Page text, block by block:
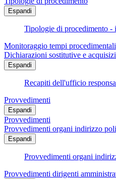
Espandi
Tipologie di procedimento -
Monitoraggio tempi procedimentali
Dichiarazioni sostitutive e
Espandi
Recapiti dell'ufficio
Provvedimenti
Espandi
Provvedimenti
Provvedimenti organi indirizzo
Espandi
Provvedimenti organi
Provvedimenti dirigenti